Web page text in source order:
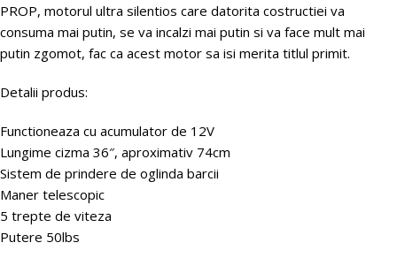
PROP, motorul ultra silentios care datorita costructiei va
consuma mai putin, se va incalzi mai putin si va face mult mai
putin zgomot, fac ca acest motor sa isi merita titlul primit.
Detalii produs:
Functioneaza cu acumulator de 12V
Lungime cizma 36″, aproximativ 74cm
Sistem de prindere de oglinda barcii
Maner telescopic
5 trepte de viteza
Putere 50lbs